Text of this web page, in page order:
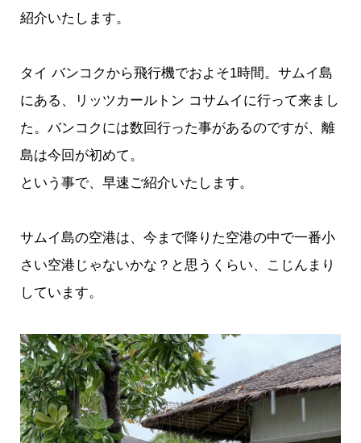
紹介いたします。
タイ バンコクから飛行機でおよそ1時間。サムイ島
にある、リッツカールトン コサムイに行って来まし
た。バンコクには数回行った事があるのですが、離
島は今回が初めて。
という事で、早速ご紹介いたします。
サムイ島の空港は、今まで降りた空港の中で一番小
さい空港じゃないかな？と思うくらい、こじんまり
しています。